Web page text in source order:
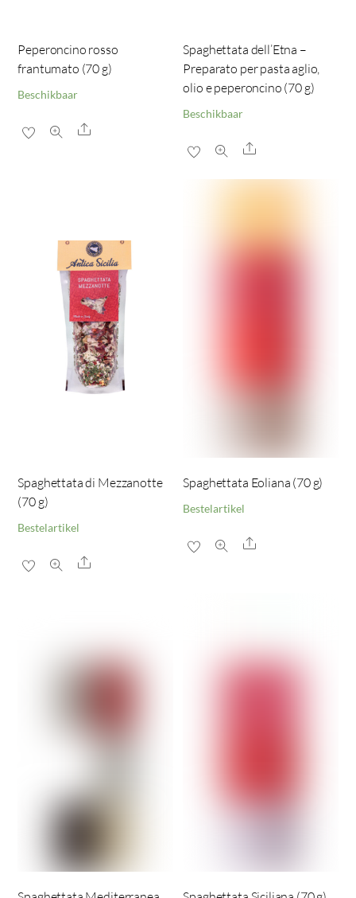
Peperoncino rosso
frantumato (70 g)
Beschikbaar
Share
Spaghettata dell’Etna –
Preparato per pasta aglio,
olio e peperoncino (70 g)
Beschikbaar
Share
Spaghettata di Mezzanotte
(70 g)
Bestelartikel
Share
Spaghettata Eoliana (70 g)
Bestelartikel
Share